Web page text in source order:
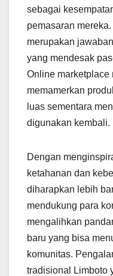
sebagai
pemasaran
merupakan
yang mendesak
Online marketplace
memamerkan
luas sementara
digunakan kembali.
Dengan
ketahanan dan
diharapkan lebih
mendukung para
mengalihkan
baru yang bisa
komunitas.
tradisional Limboto